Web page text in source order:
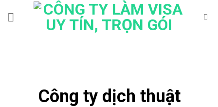
Công ty dịch thuật